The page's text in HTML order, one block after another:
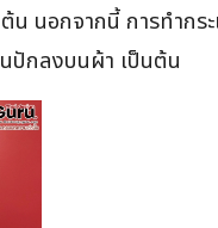
นอกจากนี้ การทำกร
ปักลงบนผ้า เป็นต้น